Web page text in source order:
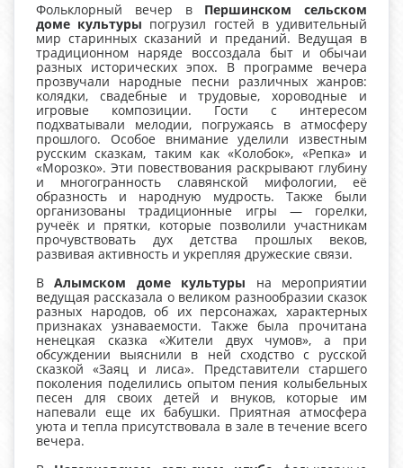
Фольклорный вечер в Першинском сельском
доме культуры погрузил гостей в удивительный
мир старинных сказаний и преданий. Ведущая в
традиционном наряде воссоздала быт и обычаи
разных исторических эпох. В программе вечера
прозвучали народные песни различных жанров:
колядки, свадебные и трудовые, хороводные и
игровые композиции. Гости с интересом
подхватывали мелодии, погружаясь в атмосферу
прошлого. Особое внимание уделили известным
русским сказкам, таким как «Колобок», «Репка» и
«Морозко». Эти повествования раскрывают глубину
и многогранность славянской мифологии, её
образность и народную мудрость. Также были
организованы традиционные игры — горелки,
ручеёк и прятки, которые позволили участникам
прочувствовать дух детства прошлых веков,
развивая активность и укрепляя дружеские связи.
ВАлымском доме культуры на мероприятии
ведущая рассказала о великом разнообразии сказок
разных народов, об их персонажах, характерных
признаках узнаваемости. Также была прочитана
ненецкая сказка «Жители двух чумов», а при
обсуждении выяснили в ней сходство с русской
сказкой «Заяц и лиса». Представители старшего
поколения поделились опытом пения колыбельных
песен для своих детей и внуков, которые им
напевали еще их бабушки. Приятная атмосфера
уюта и тепла присутствовала в зале в течение всего
вечера.